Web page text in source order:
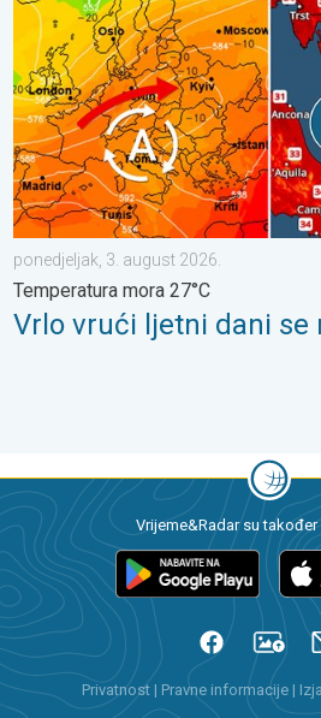
ponedjeljak, 3. august 2026.
Temperatura mora 27°C
Vrlo vrući ljetni dani se
Vrijeme&Radar su
Privatnost | Pravne informacije |